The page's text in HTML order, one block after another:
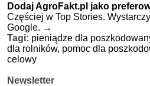
Dodaj AgroFakt.pl jako
Częściej w Top Stories.
Google. →
Tagi: pieniądze dla
dla rolników, pomoc dla
celowy
Newsletter